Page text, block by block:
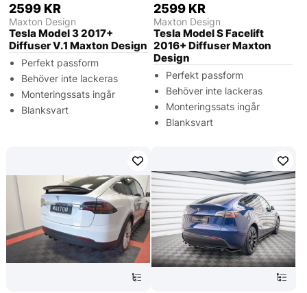
2599 KR
Maxton Design
Tesla Model 3 2017+
Diffuser V.1 Maxton Design
Perfekt passform
Behöver inte lackeras
Monteringssats ingår
Blanksvart
2599 KR
Maxton Design
Tesla Model S Facelift
2016+ Diffuser Maxton
Design
Perfekt passform
Behöver inte lackeras
Monteringssats ingår
Blanksvart